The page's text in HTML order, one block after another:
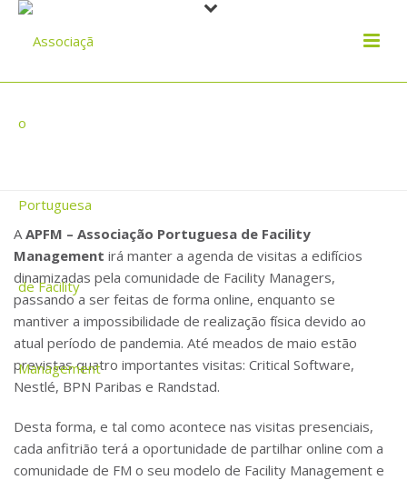
APFM MANTÉM CICLO DE VISTAS A
AAPFM – Associação Portuguesa de Facility
Management irá manter a agenda de visitas a edifícios
dinamizadas pela comunidade de Facility Managers,
passando a ser feitas de forma online, enquanto se
mantiver a impossibilidade de realização física devido ao
atual período de pandemia. Até meados de maio estão
previstas quatro importantes visitas: Critical Software,
Nestlé, BPN Paribas e Randstad.
Desta forma, e tal como acontece nas visitas presenciais,
cada anfitrião terá a oportunidade de partilhar online com a
comunidade de FM o seu modelo de Facility Management e